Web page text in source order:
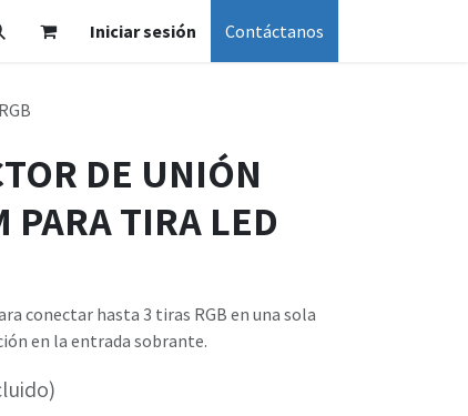
Iniciar sesión Contáctanos
DE UNIÓN
PARA TIRA LED
conectar hasta 3 tiras RGB en una sola
en la entrada sobrante.